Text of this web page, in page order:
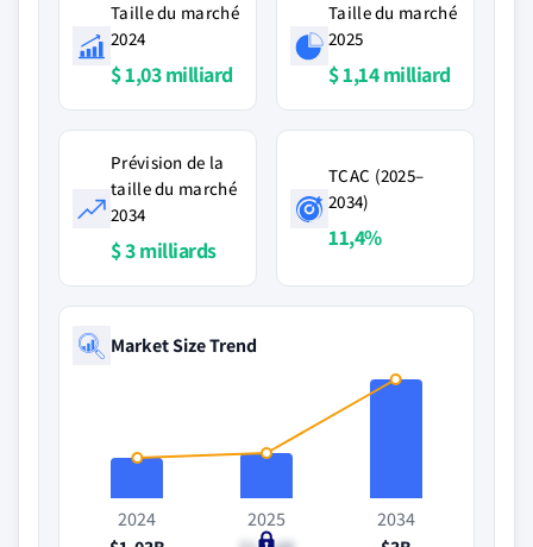
Taille du marché
2024
$ 1,03 milliard
Taille du marché
2025
$ 1,14 milliard
Prévision de la
taille du marché
2034
$ 3 milliards
TCAC (2025–
2034)
11,4%
Market Size Trend
2024
2025
2034